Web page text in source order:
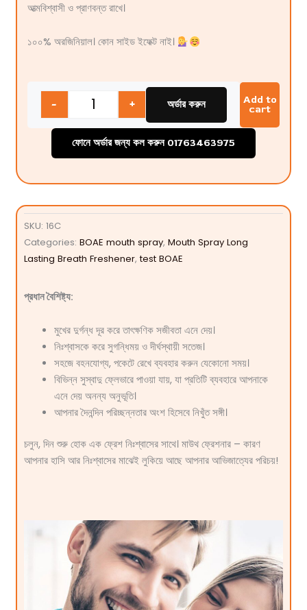
আত্মবিশ্বাসী ও প্রাণবন্ত রাখে।
১০০% অরজিনিয়াল। কোন সাইড ইফেক্ট নাই।
Quantity
- + অর্ডার করুন Add to
cart
ফোনে অর্ডার জন্য কল করুন 01763463975
SKU: 16C
Categories: BOAE mouth spray, Mouth Spray Long
Lasting Breath Freshener,test BOAE
প্রধান বৈশিষ্ট্য:
মুখের দুর্গন্ধ দূর করে তাৎক্ষণিক সজীবতা এনে দেয়।
নিঃশ্বাসকে করে সুগন্ধিময় ও দীর্ঘস্থায়ী সতেজ।
সহজে বহনযোগ্য, পকেটে রেখে ব্যবহার করুন যেকোনো সময়।
বিভিন্ন সুস্বাদু ফ্লেভারে পাওয়া যায়, যা প্রতিটি ব্যবহারে আপনাকে
এনে দেয় অনন্য অনুভূতি।
আপনার দৈনন্দিন পরিচ্ছন্নতার অংশ হিসেবে নিখুঁত সঙ্গী।
চলুন, দিন শুরু হোক এক ফ্রেশ নিঃশ্বাসের সাথে। মাউথ ফ্রেশনার – কারণ
আপনার হাসি আর নিঃশ্বাসের মাঝেই লুকিয়ে আছে আপনার আভিজাত্যের পরিচয়!